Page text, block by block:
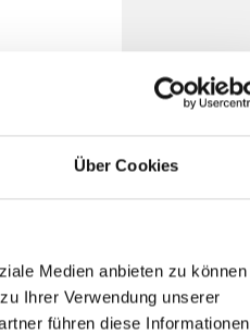
Über Cookies
Medien anbieten zu können
Ihrer Verwendung unserer
führen diese Informationen